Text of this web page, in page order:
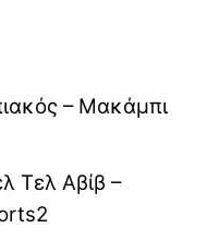
– Μακάμπι
Τελ Αβίβ –